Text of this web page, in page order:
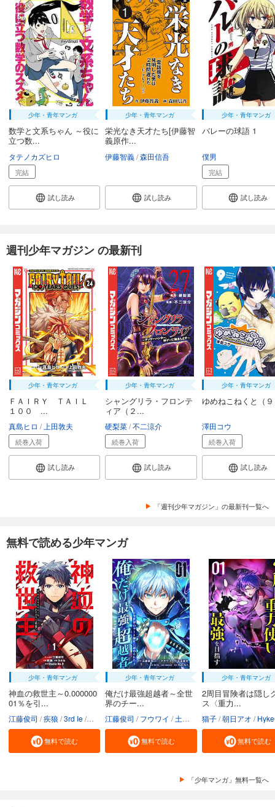
少年・青年マンガ
数学と文系ちゃん ～役に
立つ数...
タテノカズヒロ
完結
試し読み
少年・青年マンガ
栄光なき天才たち[伊藤智
義原作...
伊藤智義 森田信吾
試し読み
少年・青年マンガ
バレーの球語 1
僕男
完結
試し読み
週刊少年マガジン の最新刊
少年・青年マンガ
ＦＡＩＲＹ ＴＡＩＬ
１００ ...
真島ヒロ 上田敦夫
続巻入荷
試し読み
少年・青年マンガ
シャングリラ・フロンテ
ィア（２...
硬梨菜 不二涼介
続巻入荷
試し読み
少年・青年マンガ
ゆめねこねくと（
澤田コウ
続巻入荷
試し読み
「週刊少年マガジン」の最新刊一覧へ
無料で読める少年マンガ
少年・青年マンガ
神血の救世主～0.000000
01％を引...
江藤俊司 疾狼 3rd Ie Studio No.9
無料で読む
少年・青年マンガ
俺だけ最強超越者～全世
界のチー...
江藤俊司 フウワイ 土田健太 3rd Ie maruco
無料で読む
少年・青年マンガ
2周目冒険者は隠し
ス〈重力...
猫子 朝日アオ
無料で読む
「少年マンガ」無料一覧へ